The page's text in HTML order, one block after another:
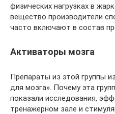
физических нагрузках в
вещество производители
часто включают в состав
Активаторы мозга
Препараты из этой группы
для мозга». Почему эта
показали исследования,
тренажерном зале и